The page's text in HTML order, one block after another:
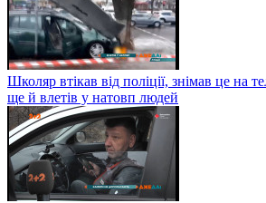
Школяр втікав від поліції, знімав це на
ще й влетів у натовп людей